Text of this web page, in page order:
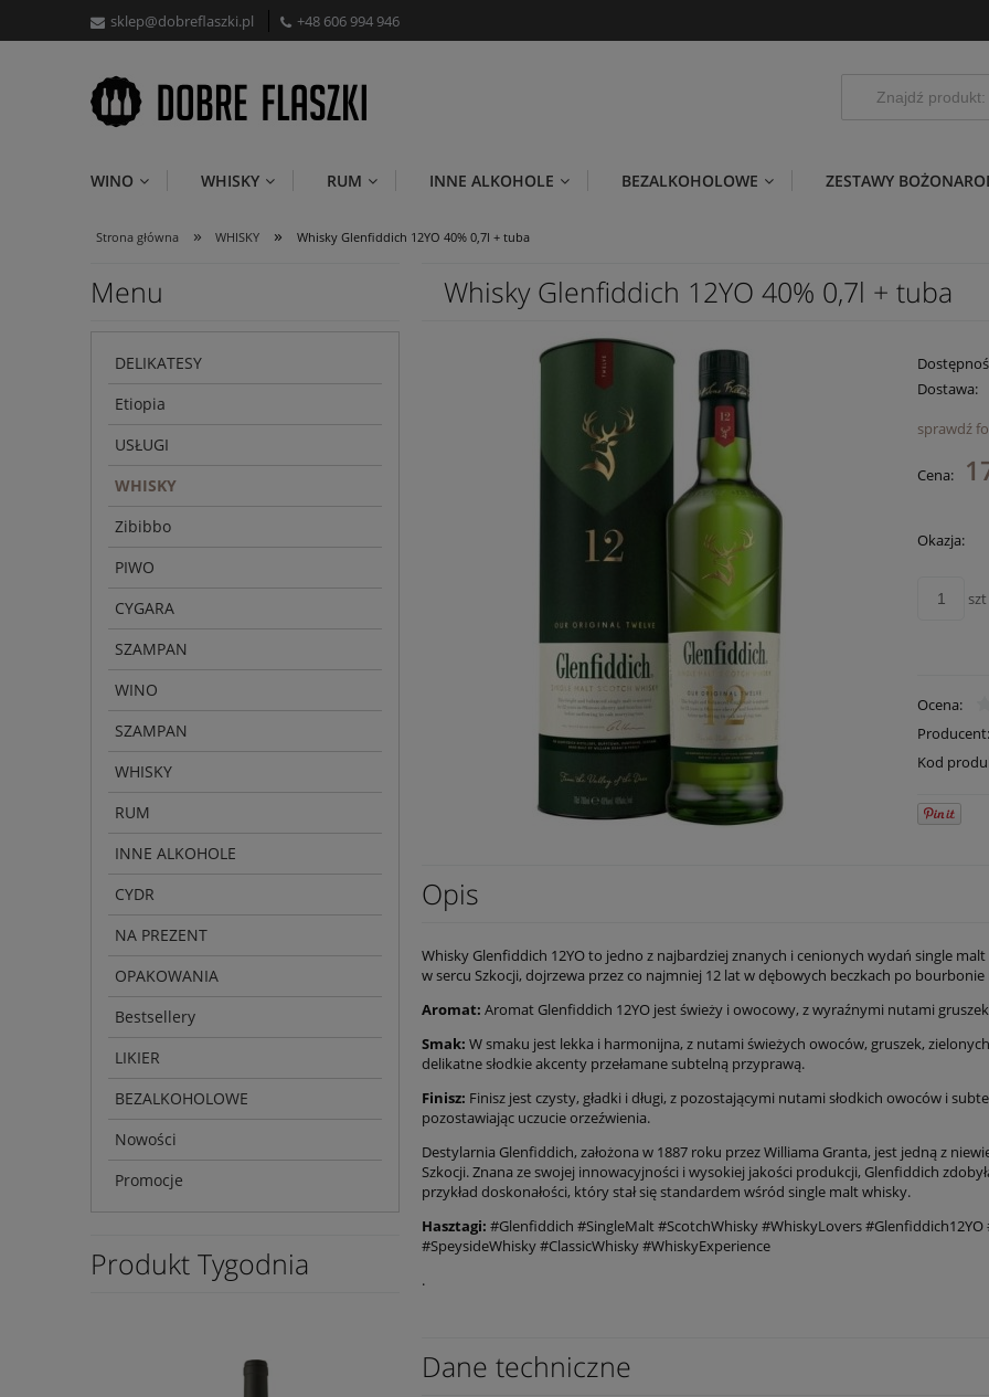
sklep@dobreflaszki.pl +48 606 994 946
WINO WHISKY RUM INNE ALKOHOLE BEZALKOHOLOWE ZESTAWY
Strona główna » WHISKY » Whisky Glenfiddich 12YO 40% 0,7l + tuba
Menu
DELIKATESY
Etiopia
USŁUGI
WHISKY
Zibibbo
PIWO
CYGARA
SZAMPAN
WINO
SZAMPAN
WHISKY
RUM
INNE ALKOHOLE
CYDR
NA PREZENT
OPAKOWANIA
Bestsellery
LIKIER
BEZALKOHOLOWE
Nowości
Promocje
Produkt Tygodnia
Whisky Glenfiddich 12YO 40% 0,7l + tuba
Dostawa:
sprawdź
Cena:
Okazja:
szt
Ocena:
Producent:
Kod
Opis
Whisky Glenfiddich 12YO to jedno z najbardziej znanych i cenionych wydań single
w sercu Szkocji, dojrzewa przez co najmniej 12 lat w dębowych beczkach po
Aromat: Aromat Glenfiddich 12YO jest świeży i owocowy, z wyraźnymi nutami
Smak: W smaku jest lekka i harmonijna, z nutami świeżych owoców, gruszek,
delikatne słodkie akcenty przełamane subtelną przyprawą.
Finisz: Finisz jest czysty, gładki i długi, z pozostającymi nutami słodkich owoców i
pozostawiając uczucie orzeźwienia.
Destylarnia Glenfiddich, założona w 1887 roku przez Williama Granta, jest jedną z
Szkocji. Znana ze swojej innowacyjności i wysokiej jakości produkcji, Glenfiddich
przykład doskonałości, który stał się standardem wśród single malt whisky.
Hasztagi: #Glenfiddich #SingleMalt #ScotchWhisky #WhiskyLovers
#SpeysideWhisky #ClassicWhisky #WhiskyExperience
.
Dane techniczne